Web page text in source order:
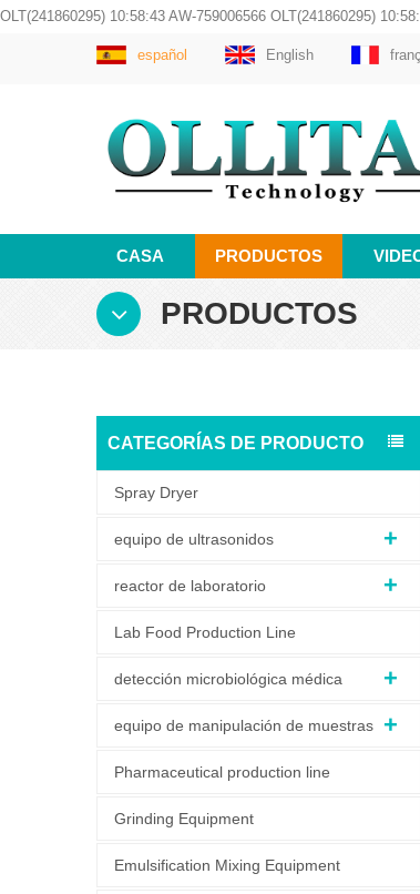
OLT(241860295) 10:58:43 AW-759006566 OLT(241860295)
español English
CASA PRODUCTOS
PRODUCTOS
CATEGORÍAS DE PRODUCTO
Spray Dryer
equipo de ultrasonidos
reactor de laboratorio
Lab Food Production Line
detección microbiológica médica
equipo de manipulación de muestras
Pharmaceutical production line
Grinding Equipment
Emulsification Mixing Equipment